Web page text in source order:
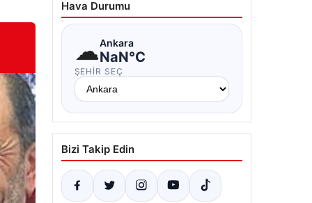
Hava Durumu
☁Ankara
NaN°C
ŞEHIR SEÇ
Bizi Takip Edin